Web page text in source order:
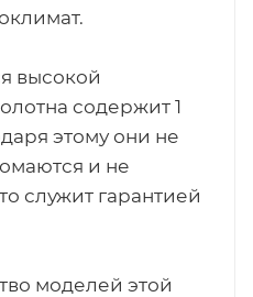
высокой
содержит 1
этому они не
и не
служит гарантией
моделей этой